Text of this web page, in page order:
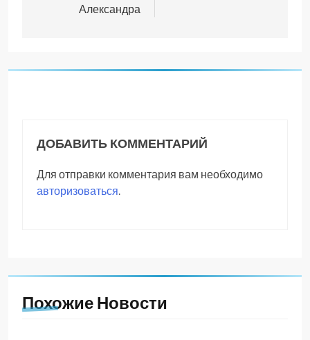
Александра
ДОБАВИТЬ КОММЕНТАРИЙ
Для отправки комментария вам необходимо
авторизоваться.
Похожие Новости